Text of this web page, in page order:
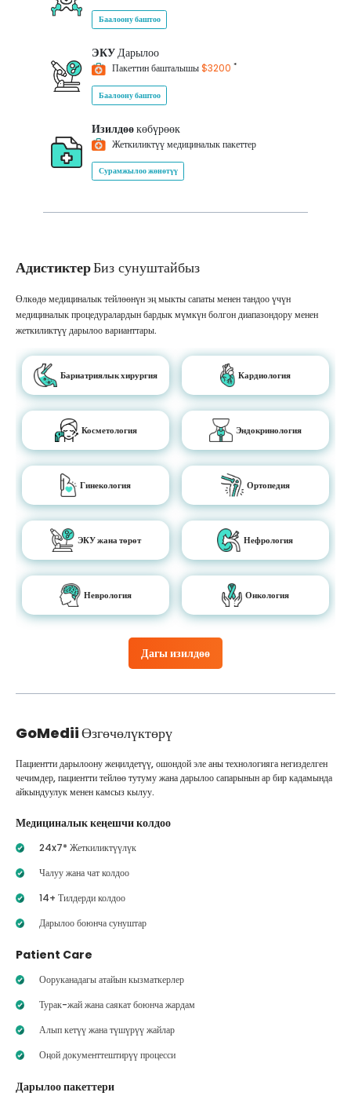
Баалоону баштоо
ЭКУДарылоо
Пакеттин башталышы$3200 *
Баалоону баштоо
Изилдөөкөбүрөөк
Жеткиликтүү медициналык пакеттер
Сурамжылоо жөнөтүү
АдистиктерБиз сунуштайбыз
Дагы изилдөө
Өлкөдө медициналык тейлөөнүн эң мыкты сапаты менен тандоо үчүн
медициналык процедуралардын бардык мүмкүн болгон диапазондору менен
жеткиликтүү дарылоо варианттары.
Бариатриялык хирургия Кардиология
Косметология Эндокринология
Гинекология Ортопедия
ЭКУ жана төрөт Нефрология
Неврология Онкология
GoMediiӨзгөчөлүктөрү
Пациентти дарылоону жеңилдетүү, ошондой эле аны технологияга негизделген
чечимдер, пациентти тейлөө тутуму жана дарылоо сапарынын ар бир кадамында
айкындуулук менен камсыз кылуу.
Медициналык кеңешчи колдоо
24x7* Жеткиликтүүлүк
Чалуу жана чат колдоо
14+ Тилдерди колдоо
Дарылоо боюнча сунуштар
Patient Care
Ооруканадагы атайын кызматкерлер
Турак-жай жана саякат боюнча жардам
Алып кетүү жана түшүрүү жайлар
Оңой документтештирүү процесси
Дарылоо пакеттери